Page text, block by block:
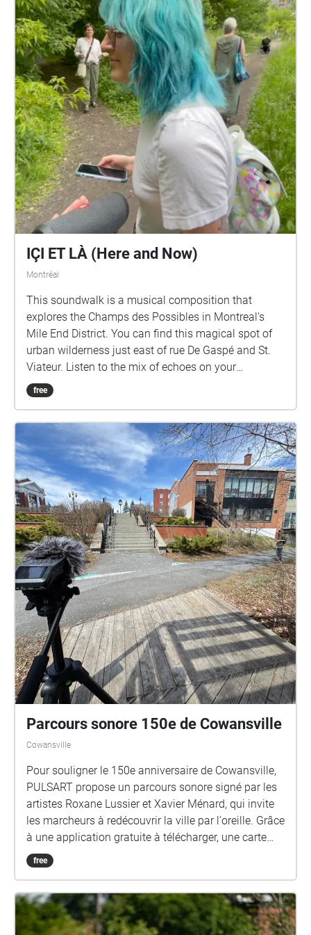
IÇI ET LÀ (Here and Now)
Montréal
This soundwalk is a musical composition that
explores the Champs des Possibles in Montreal's
Mile End District. You can find this magical spot of
urban wilderness just east of rue De Gaspé and St.
Viateur. Listen to the mix of echoes on your
cellphone and the sounds around you. Feel free to
join in and sing on any tone, harmonize or improvise.
free
Parcours sonore 150e de Cowansville
Cowansville
Pour souligner le 150e anniversaire de Cowansville,
PULSART propose un parcours sonore signé par les
artistes Roxane Lussier et Xavier Ménard, qui invite
les marcheurs à redécouvrir la ville par l'oreille. Grâce
à une application gratuite à télécharger, une carte
interactive géolocalisée déclenche automatiquement
des captations de terrain, témoignages, archives et
trajet du parc Centre-ville à l'Église Emmanuel, en
passant par le Musée Bruck, le Pont de la rue James
free